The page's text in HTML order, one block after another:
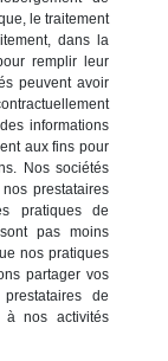
le traitement
dans la
remplir leur
peuvent avoir
informations
aux fins pour
Nos sociétés
prestataires
pratiques de
pas moins
nos pratiques
partager vos
de
à nos activités